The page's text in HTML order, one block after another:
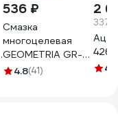
536 ₽
Смазка
многоцелевая
GEOMETRIA GR-
40, 1000 мл /
4.8(41)
2
4.8